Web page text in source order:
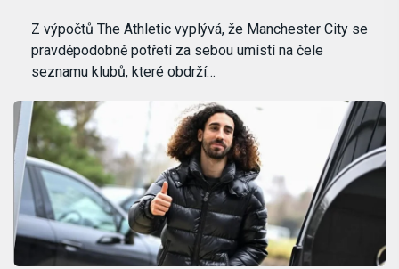
Z výpočtů The Athletic vyplývá, že Manchester City se
pravděpodobně potřetí za sebou umístí na čele
seznamu klubů, které obdrží…